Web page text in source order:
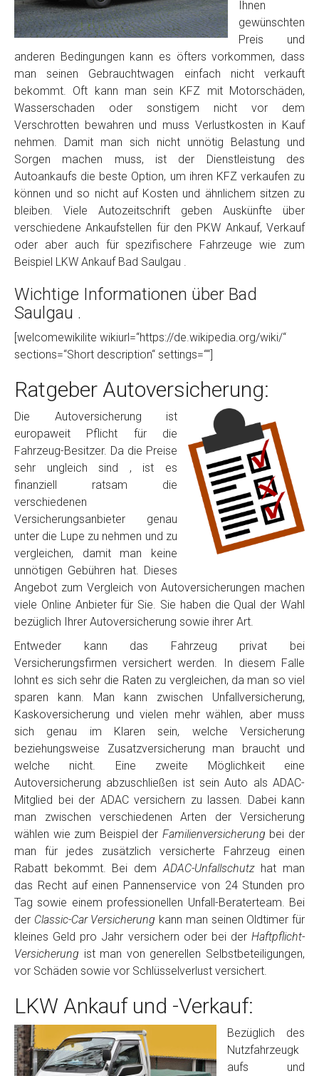
Foto Nr. 3
Sonstiges
Fertig
Wie viel ist 10+2 ?*
Ihnen
gewünschten
Preis und
anderen Bedingungen kann es öfters vorkommen, dass
man seinen Gebrauchtwagen einfach nicht verkauft
bekommt. Oft kann man sein KFZ mit Motorschäden,
Wasserschaden oder sonstigem nicht vor dem
Verschrotten bewahren und muss Verlustkosten in Kauf
nehmen. Damit man sich nicht unnötig Belastung und
Sorgen machen muss, ist der Dienstleistung des
Autoankaufs die beste Option, um ihren KFZ verkaufen zu
können und so nicht auf Kosten und ähnlichem sitzen zu
bleiben. Viele Autozeitschrift geben Auskünfte über
verschiedene Ankaufstellen für den PKW Ankauf, Verkauf
oder aber auch für spezifischere Fahrzeuge wie zum
Beispiel LKW Ankauf Bad Saulgau .
Wichtige Informationen über Bad
Saulgau .
[welcomewikilite wikiurl=“https://de.wikipedia.org/wiki/“
sections=“Short description“ settings=““]
Ratgeber Autoversicherung:
Die Autoversicherung ist
europaweit Pflicht für die
Fahrzeug-Besitzer. Da die Preise
sehr ungleich sind , ist es
finanziell ratsam die
verschiedenen
Versicherungsanbieter genau
unter die Lupe zu nehmen und zu
vergleichen, damit man keine
unnötigen Gebühren hat. Dieses
Angebot zum Vergleich von Autoversicherungen machen
viele Online Anbieter für Sie. Sie haben die Qual der Wahl
bezüglich Ihrer Autoversicherung sowie ihrer Art.
Entweder kann das Fahrzeug privat bei
Versicherungsfirmen versichert werden. In diesem Falle
lohnt es sich sehr die Raten zu vergleichen, da man so viel
sparen kann. Man kann zwischen Unfallversicherung,
Kaskoversicherung und vielen mehr wählen, aber muss
sich genau im Klaren sein, welche Versicherung
beziehungsweise Zusatzversicherung man braucht und
welche nicht. Eine zweite Möglichkeit eine
Autoversicherung abzuschließen ist sein Auto als ADAC-
Mitglied bei der ADAC versichern zu lassen. Dabei kann
man zwischen verschiedenen Arten der Versicherung
wählen wie zum Beispiel der Familienversicherung bei der
man für jedes zusätzlich versicherte Fahrzeug einen
Rabatt bekommt. Bei demADAC-Unfallschutzhat man
das Recht auf einen Pannenservice von 24 Stunden pro
Tag sowie einem professionellen Unfall-Beraterteam. Bei
der Classic-Car Versicherung kann man seinen Oldtimer für
kleines Geld pro Jahr versichern oder bei der Haftpflicht-
Versicherung ist man von generellen Selbstbeteiligungen,
vor Schäden sowie vor Schlüsselverlust versichert.
LKW Ankauf und -Verkauf:
Bezüglich des
Nutzfahrzeugk
aufs und